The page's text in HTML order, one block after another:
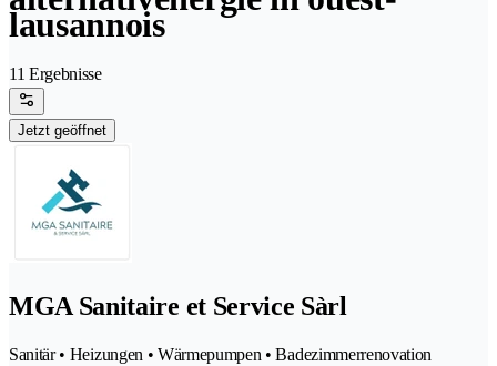
lausannois
11 Ergebnisse
Jetzt geöffnet
MGA Sanitaire et Service Sàrl
Sanitär • Heizungen • Wärmepumpen • Badezimmerrenovation